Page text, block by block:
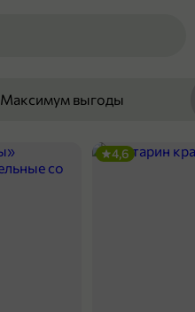
Максимум выгоды
4,6